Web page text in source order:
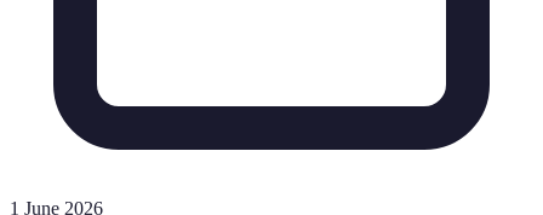
1 June 2026